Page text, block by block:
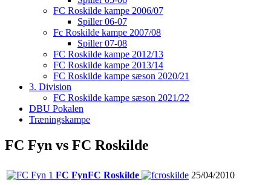
FC Roskilde kampe 2006/07
Spiller 06-07
Fc Roskilde kampe 2007/08
Spiller 07-08
FC Roskilde kampe 2012/13
FC Roskilde kampe 2013/14
FC Roskilde kampe sæson 2020/21
3. Division
FC Roskilde kampe sæson 2021/22
DBU Pokalen
Træningskampe
FC Fyn vs FC Roskilde
FC FynFC Roskilde 25/04/2010